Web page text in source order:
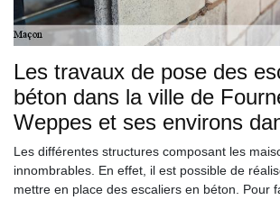
Les travaux de pose des
béton dans la ville de
Weppes et ses environs
Les différentes structures composant les
innombrables. En effet, il est possible de
mettre en place des escaliers en béton. Pour